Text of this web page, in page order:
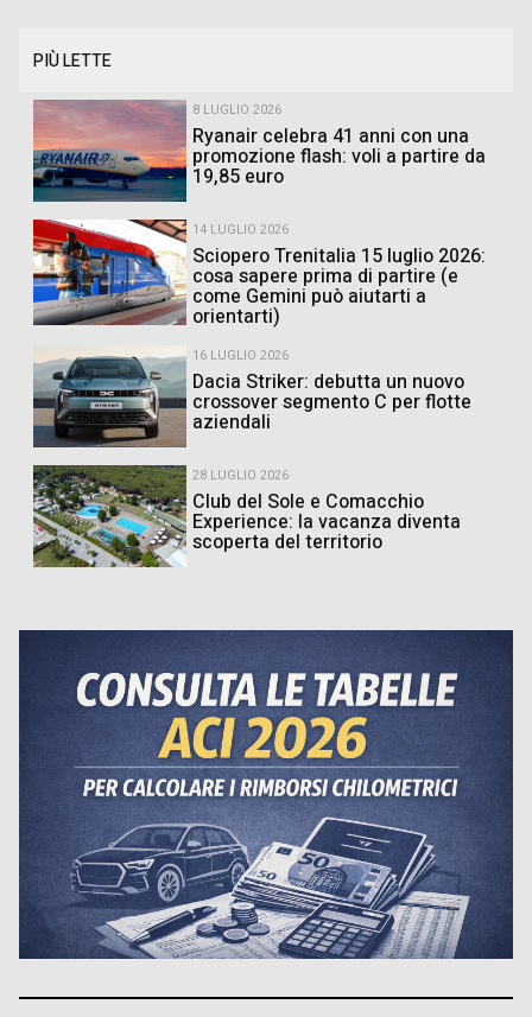
PIÙ LETTE
8 LUGLIO 2026
Ryanair celebra 41 anni con una
promozione flash: voli a partire da
19,85 euro
14 LUGLIO 2026
Sciopero Trenitalia 15 luglio 2026:
cosa sapere prima di partire (e
come Gemini può aiutarti a
orientarti)
16 LUGLIO 2026
Dacia Striker: debutta un nuovo
crossover segmento C per flotte
aziendali
28 LUGLIO 2026
Club del Sole e Comacchio
Experience: la vacanza diventa
scoperta del territorio